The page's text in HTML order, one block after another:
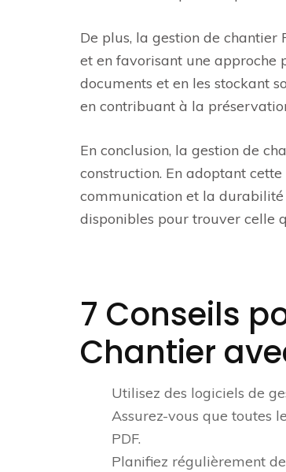
De plus, la gestion de
et en favorisant une approche
documents et en les stockant
en contribuant à la
En conclusion, la gestion de
construction. En adoptant
communication et la durabilité
disponibles pour trouver celle
7 Conseils
Chantier
Utilisez des logiciels de
Assurez-vous que toutes
PDF.
Planifiez régulièrement